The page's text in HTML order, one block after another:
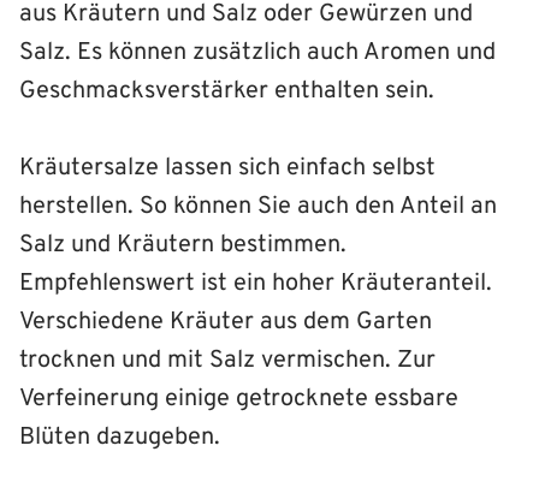
aus Kräutern und Salz oder Gewürzen und
Salz. Es können zusätzlich auch Aromen und
Geschmacksverstärker enthalten sein.
Kräutersalze lassen sich einfach selbst
herstellen. So können Sie auch den Anteil an
Salz und Kräutern bestimmen.
Empfehlenswert ist ein hoher Kräuteranteil.
Verschiedene Kräuter aus dem Garten
trocknen und mit Salz vermischen. Zur
Verfeinerung einige getrocknete essbare
Blüten dazugeben.